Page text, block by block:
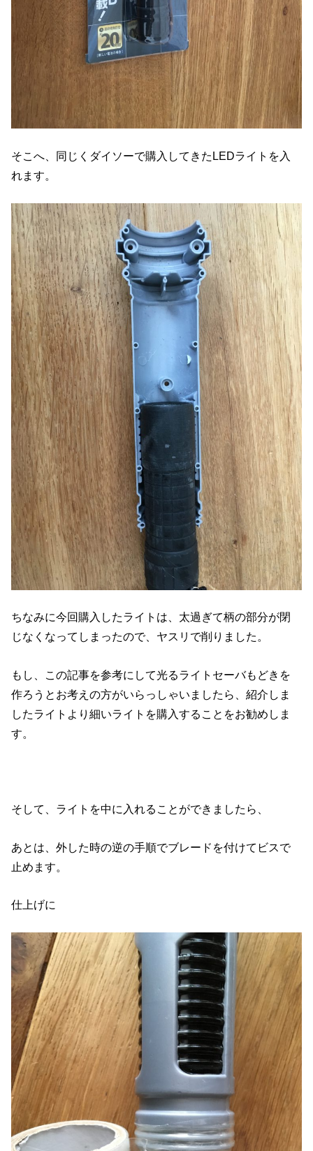
そこへ、同じくダイソーで購入してきたLEDライトを入
れます。
ちなみに今回購入したライトは、太過ぎて柄の部分が閉
じなくなってしまったので、ヤスリで削りました。
もし、この記事を参考にして光るライトセーバもどきを
作ろうとお考えの方がいらっしゃいましたら、紹介しま
したライトより細いライトを購入することをお勧めしま
す。
そして、ライトを中に入れることができましたら、
あとは、外した時の逆の手順でブレードを付けてビスで
止めます。
仕上げに